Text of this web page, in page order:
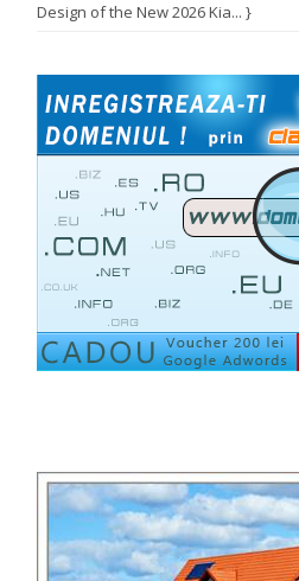
Design of the New 2026 Kia... }